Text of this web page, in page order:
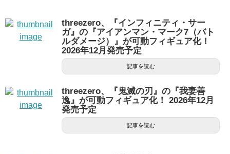
threezero、『インフィニティ・サー
ガ』の『アイアンマン・マーク7（バト
ルダメージ）』が可動フィギュア化！
2026年12月発売予定
記事を読む
threezero、『鬼滅の刃』の『我妻善
逸』が可動フィギュア化！ 2026年12月
発売予定
記事を読む